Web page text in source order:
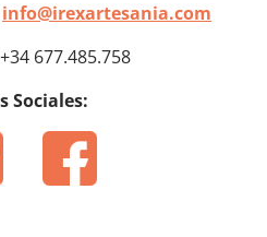
info@irexartesania.com
+34 677.485.758
Sociales: